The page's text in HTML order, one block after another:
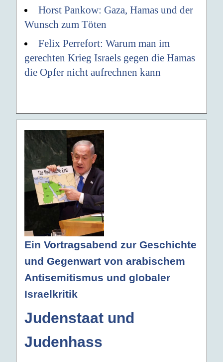
Horst Pankow: Gaza, Hamas und der
Wunsch zum Töten
Felix Perrefort: Warum man im
gerechten Krieg Israels gegen die Hamas
die Opfer nicht aufrechnen kann
Ein Vortragsabend zur Geschichte
und Gegenwart von arabischem
Antisemitismus und globaler
Israelkritik
Judenstaat und
Judenhass